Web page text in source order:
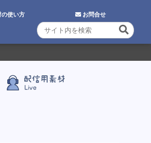
の使い方 お問合せ